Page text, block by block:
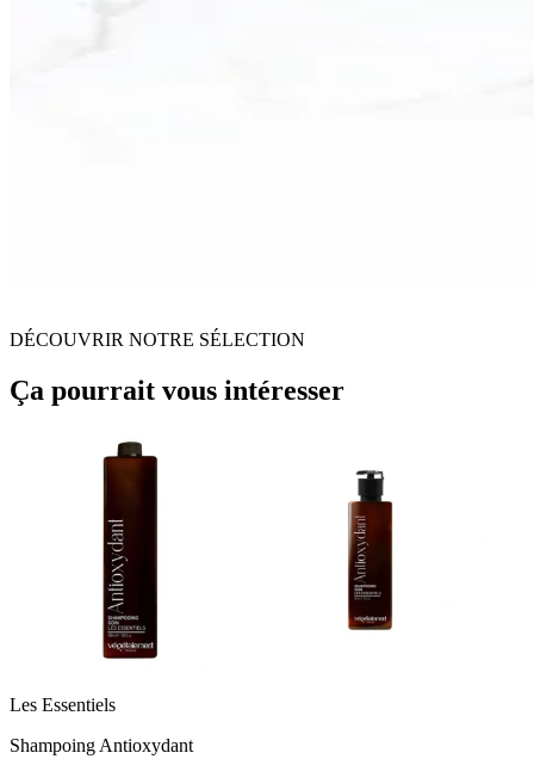
DÉCOUVRIR NOTRE SÉLECTION
Ça pourrait vous intéresser
Les Essentiels
Shampoing Antioxydant